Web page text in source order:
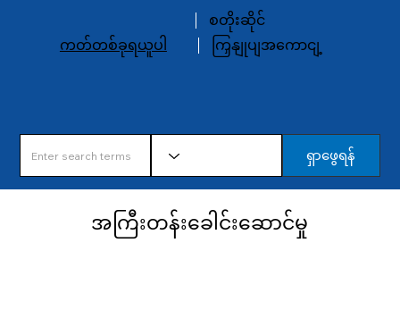
စတိုးဆိုင်
ကတ်တစ်ခုရယူပါ
ကြှနျုပျအကောငျ့
ရှာဖွေရန်
အကြီးတန်းခေါင်းဆောင်မှု